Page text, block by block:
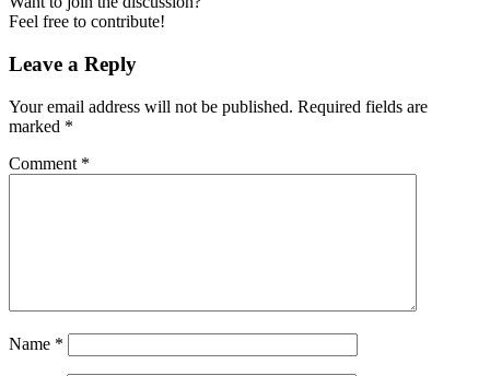
Feel free to contribute!
Leave a Reply
Your email address will not be published. Required fields are
marked *
Comment *
Name *